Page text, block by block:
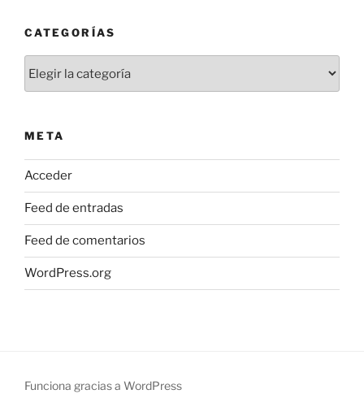
CATEGORÍAS
META
Acceder
Feed de entradas
Feed de comentarios
WordPress.org
Funciona gracias a WordPress